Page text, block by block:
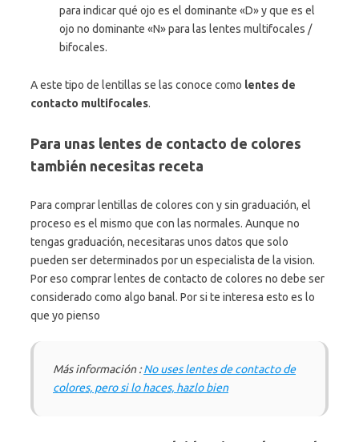
para indicar qué ojo es el dominante «D» y que es el
ojo no dominante «N» para las lentes multifocales /
bifocales.
A este tipo de lentillas se las conoce como lentes de
contacto multifocales.
Para unas lentes de contacto de colores
también necesitas receta
Para comprar lentillas de colores con y sin graduación, el
proceso es el mismo que con las normales. Aunque no
tengas graduación, necesitaras unos datos que solo
pueden ser determinados por un especialista de la vision.
Por eso comprar lentes de contacto de colores no debe ser
considerado como algo banal. Por si te interesa esto es lo
que yo pienso
Más información :No uses lentes de contacto de
colores, pero si lo haces, hazlo bien